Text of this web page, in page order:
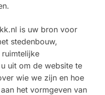
is uw bron voor
stedenbouw,
uit om de website te
wie we zijn en hoe
het vormgeven van